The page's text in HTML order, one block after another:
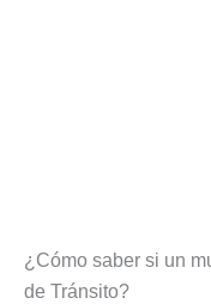
¿Cómo saber si un
de Tránsito?